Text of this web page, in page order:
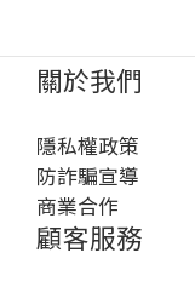
關於我們
隱私權政策
防詐騙宣導
商業合作
顧客服務